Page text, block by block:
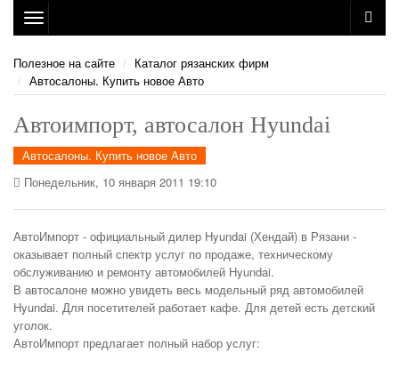
Toggle
navigation
Полезное на сайте
Каталог рязанских фирм
Автосалоны. Купить новое Авто
Автоимпорт, автосалон Hyundai
Автосалоны. Купить новое Авто
Понедельник, 10 января 2011 19:10
АвтоИмпорт - официальный дилер Hyundai (Хендай) в Рязани -
оказывает полный спектр услуг по продаже, техническому
обслуживанию и ремонту автомобилей Hyundai.
В автосалоне можно увидеть весь модельный ряд автомобилей
Hyundai. Для посетителей работает кафе. Для детей есть детский
уголок.
АвтоИмпорт предлагает полный набор услуг: